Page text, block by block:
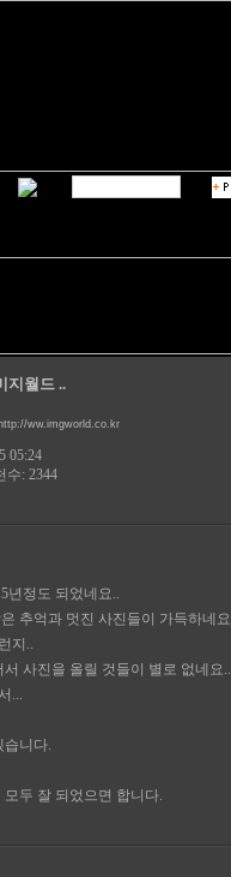
지월드 ..
http://ww.imgworld.co.kr
05:24
수: 2344
년정도 되었네요..
추억과 멋진 사진들이 가득하네
지..
사진을 올릴 것들이 별로 없네요..
...
습니다.
두 잘 되었으면 합니다.